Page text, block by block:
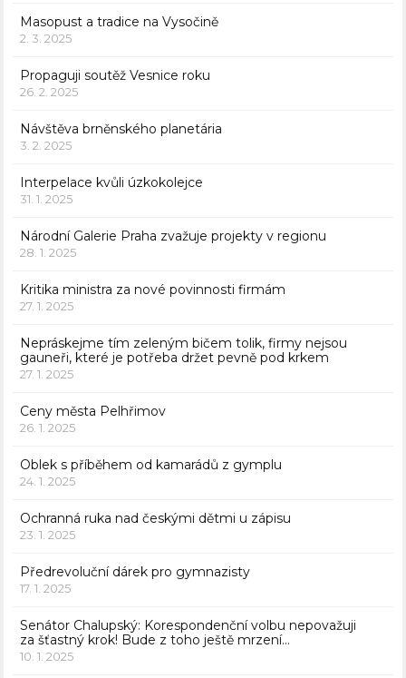
Masopust a tradice na Vysočině
2. 3. 2025
Propaguji soutěž Vesnice roku
26. 2. 2025
Návštěva brněnského planetária
3. 2. 2025
Interpelace kvůli úzkokolejce
31. 1. 2025
Národní Galerie Praha zvažuje projekty v regionu
28. 1. 2025
Kritika ministra za nové povinnosti firmám
27. 1. 2025
Nepráskejme tím zeleným bičem tolik, firmy nejsou
gauneři, které je potřeba držet pevně pod krkem
27. 1. 2025
Ceny města Pelhřimov
26. 1. 2025
Oblek s příběhem od kamarádů z gymplu
24. 1. 2025
Ochranná ruka nad českými dětmi u zápisu
23. 1. 2025
Předrevoluční dárek pro gymnazisty
17. 1. 2025
Senátor Chalupský: Korespondenční volbu nepovažuji
za šťastný krok! Bude z toho ještě mrzení…
10. 1. 2025